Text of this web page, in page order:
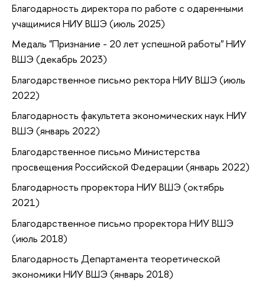
Благодарность директора по работе с одаренными
учащимися НИУ ВШЭ (июль 2025)
Медаль "Признание - 20 лет успешной работы" НИУ
ВШЭ (декабрь 2023)
Благодарственное письмо ректора НИУ ВШЭ (июль
2022)
Благодарность факультета экономических наук НИУ
ВШЭ (январь 2022)
Благодарственное письмо Министерства
просвещения Российской Федерации (январь 2022)
Благодарность проректора НИУ ВШЭ (октябрь
2021)
Благодарственное письмо проректора НИУ ВШЭ
(июль 2018)
Благодарность Департамента теоретической
экономики НИУ ВШЭ (январь 2018)